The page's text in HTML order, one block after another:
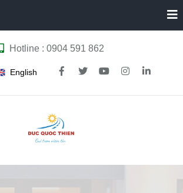
Hotline : 0904 591 862
English